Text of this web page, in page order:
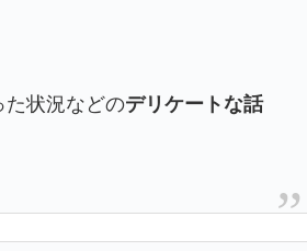
た状況などのデリケートな話